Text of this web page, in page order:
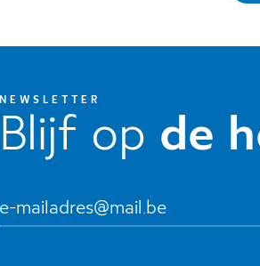
NEWSLETTER
Blijf op de